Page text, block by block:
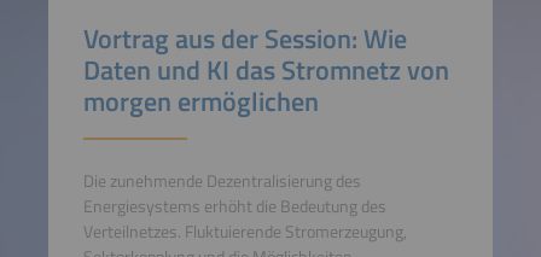
Vortrag aus der Session: Wie
Daten und KI das Stromnetz von
morgen ermöglichen
Die zunehmende Dezentralisierung des
Energiesystems erhöht die Bedeutung des
Verteilnetzes. Fluktuierende Stromerzeugung,